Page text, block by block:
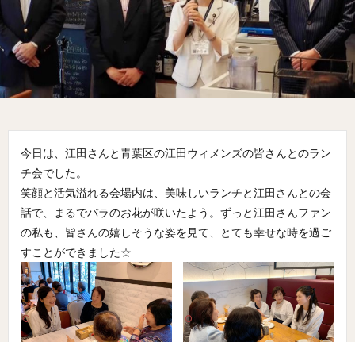
今日は、江田さんと青葉区の江田ウィメンズの皆さんとのラン
チ会でした。
笑顔と活気溢れる会場内は、美味しいランチと江田さんとの会
話で、まるでバラのお花が咲いたよう。ずっと江田さんファン
の私も、皆さんの嬉しそうな姿を見て、とても幸せな時を過ご
すことができました☆